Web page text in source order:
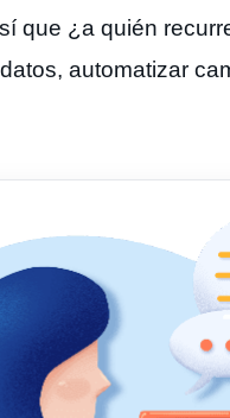
que ¿a quién
automatizar